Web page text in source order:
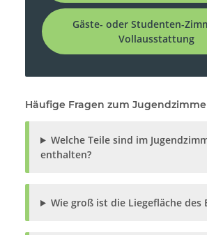
Gäste- oder Studenten-
Vollausstattung
Häufige Fragen zum
Welche Teile sind im
enthalten?
Wie groß ist die Liegefläche des